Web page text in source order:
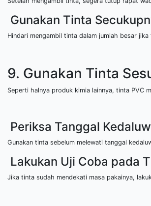
Gunakan Tinta
Hindari mengambil tinta dalam jumlah besar
9. Gunakan Tinta
Seperti halnya produk kimia lainnya, tinta PVC
Periksa Tanggal
Gunakan tinta sebelum melewati tanggal
Lakukan Uji Coba pada
Jika tinta sudah mendekati masa pakainya,